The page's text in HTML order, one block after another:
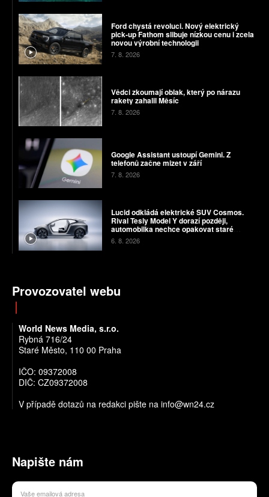
Ford chystá revoluci. Nový elektrický
pick-up Fathom slibuje nízkou cenu i zcela
novou výrobní technologii
7. 8. 2026
Vědci zkoumají oblak, který po nárazu
rakety zahalil Měsíc
7. 8. 2026
Google Assistant ustoupí Gemini. Z
telefonů začne mizet v září
7. 8. 2026
Lucid odkládá elektrické SUV Cosmos.
Rival Tesly Model Y dorazí později,
automobilka nechce opakovat staré
chyby
6. 8. 2026
Provozovatel webu
World News Media, s.r.o.
Rybná 716/24
Staré Město, 110 00 Praha
IČO: 09372008
DIČ: CZ09372008
V případě dotazů na redakci pište na info@wn24.cz
Napište nám